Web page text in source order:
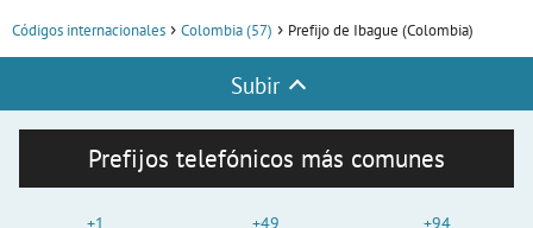
Códigos internacionales Colombia (57) Prefijo de Ibague (Colombia)
Subir
Prefijos telefónicos más comunes
+1
+49
+94